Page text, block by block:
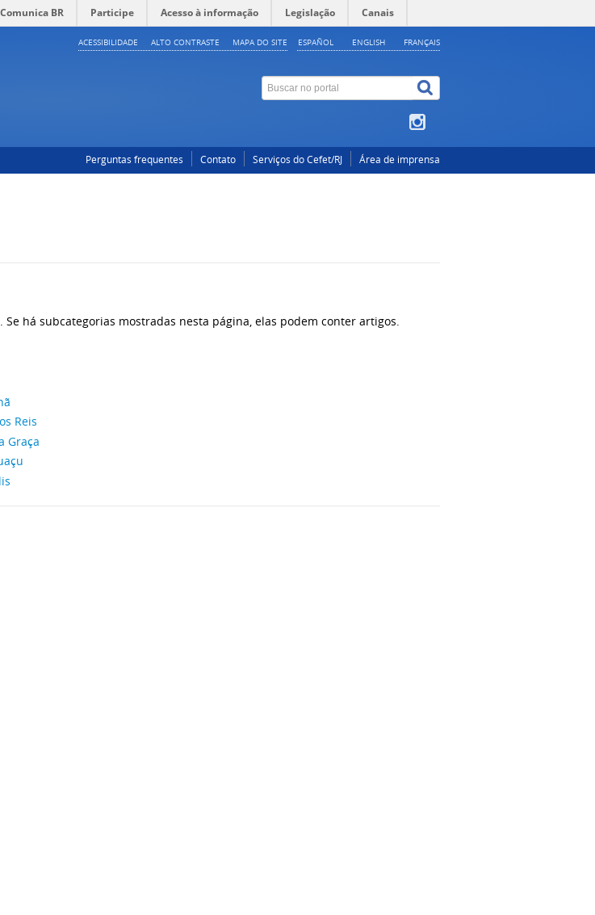
Comunica BR Participe Acesso à informação Legislação Canais
ESPAÑOL ENGLISH FRANÇAIS
ACESSIBILIDADE ALTO CONTRASTE MAPA DO SITE
Perguntas frequentes Contato Serviços do Cefet/RJ Área de imprensa
Se há subcategorias mostradas nesta página, elas podem conter artigos.
Reis
Graça